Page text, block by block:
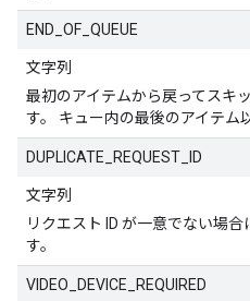
END_OF_QUEUE
文字列
最初のアイテムから戻ってスキ
す。 キュー内の最後のアイテム
DUPLICATE_REQUEST_ID
文字列
リクエスト ID が一意でない場
す。
VIDEO_DEVICE_REQUIRED